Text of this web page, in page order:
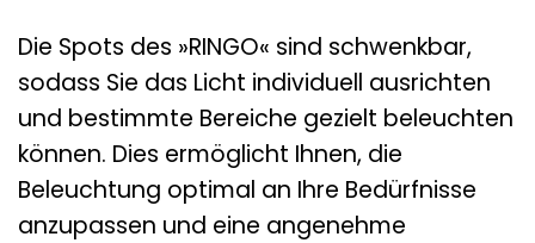
Die Spots des »RINGO« sind schwenkbar,
sodass Sie das Licht individuell ausrichten
und bestimmte Bereiche gezielt beleuchten
können. Dies ermöglicht Ihnen, die
Beleuchtung optimal an Ihre Bedürfnisse
anzupassen und eine angenehme